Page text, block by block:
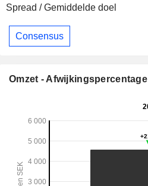
Spread / Gemiddelde doel
Consensus
Omzet - Afwijkingspercentage